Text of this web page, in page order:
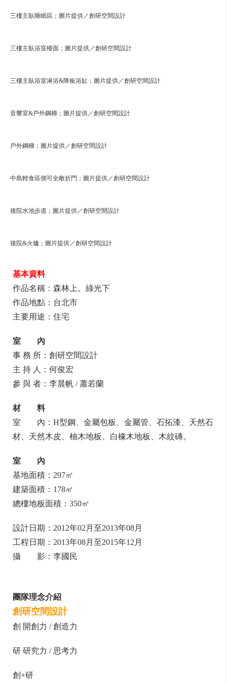
三樓主臥睡眠區；圖片提供／創研空間設計
三樓主臥浴室檯面；圖片提供／創研空間設計
三樓主臥浴室淋浴&降板浴缸；圖片提供／創研空間設計
音響室&戶外鋼梯；圖片提供／創研空間設計
戶外鋼梯；圖片提供／創研空間設計
中島輕食區側可全敞折門；圖片提供／創研空間設計
後院水池步道；圖片提供／創研空間設計
後院&火爐；圖片提供／創研空間設計
基本資料
作品名稱：森林上。綠光下
作品地點：台北市
主要用途：住宅
室 內
事 務 所：創研空間設計
主 持 人：何俊宏
參 與 者：李晨帆 / 蕭若蘭
材 料
室
內：H型鋼、金屬包板、金屬管、石拓漆、天然石
材、天然木皮、柚木地板、白橡木地板、木紋磚。
室 內
基地面積：297㎡
建築面積：178㎡
總樓地板面積：350㎡
設計日期：2012年02月至2013年08月
工程日期：2013年08月至2015年12月
攝 影：李國民
團隊理念介紹
創研空間設計
創 開創力 / 創造力
研 研究力 / 思考力
創+研